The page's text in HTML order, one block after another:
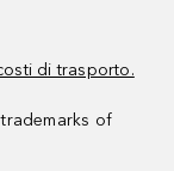
di trasporto.
of